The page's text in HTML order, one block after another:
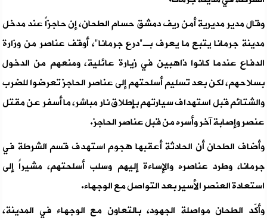
وقال مدير مديرية أمن ريف دمشق حسام الطحان، إن حاجزاً عند مدخل
مدينة جرمانا يتبع ما يعرف بـ"درع جرمانا"، أوقف عناصر من وزارة
الدفاع عندما كانوا ذاهبين في زيارة عائلية، ومنعهم من الدخول
بسلاحهم، لكن بعد تسليم أسلحتهم إلى عناصر الحاجز تعرضوا للضرب
والشتائم قبل استهداف سيارتهم بإطلاق نار مباشر، ما أسفر عن مقتل
عنصر وإصابة آخر وأسره من قبل عناصر الحاجز.
وأضاف الطحان أن الحادثة أعقبها هجوم استهدف قسم الشرطة في
جرمانا، وطرد عناصره والإساءة إليهم وسلب أسلحتهم، مشيراً إلى
استعادة العنصر الأسير بعد التواصل مع الوجهاء.
وأكّد الطحان مواصلة الجهود، بالتعاون مع الوجهاء في المدينة،